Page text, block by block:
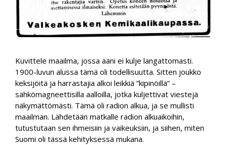
Kuvittele maailma, jossa ääni ei kulje langattomasti.
1900-luvun alussa tämä oli todellisuutta. Sitten joukko
keksijöitä ja harrastajia alkoi leikkiä ”kipinöillä” –
sähkömagneettisilla aalloilla, jotka kuljettivat viestejä
näkymättömästi. Tämä oli radion alkua, ja se mullisti
maailman. Lähdetään matkalle radion alkuaikoihin,
tutustutaan sen ihmeisiin ja vaikeuksiin, ja siihen, miten
Suomi oli tässä kehityksessä mukana.